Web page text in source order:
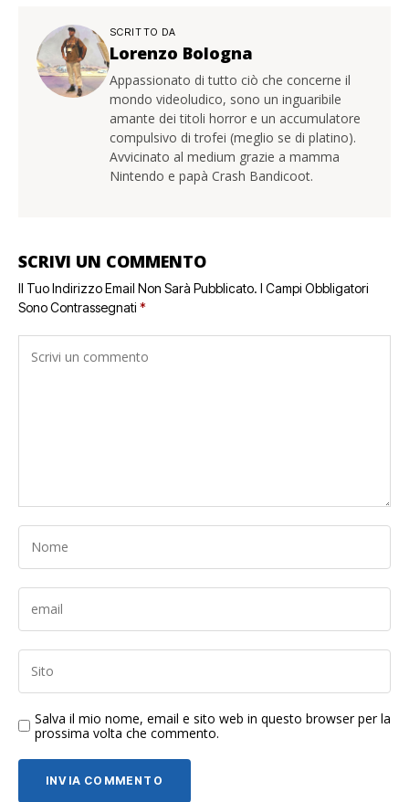
SCRITTO DA
Lorenzo Bologna
Appassionato di tutto ciò che concerne il
mondo videoludico, sono un inguaribile
amante dei titoli horror e un accumulatore
compulsivo di trofei (meglio se di platino).
Avvicinato al medium grazie a mamma
Nintendo e papà Crash Bandicoot.
SCRIVI UN COMMENTO
Il Tuo Indirizzo Email Non Sarà Pubblicato. I Campi Obbligatori
Sono Contrassegnati *
Salva il mio nome, email e sito web in questo browser per la
prossima volta che commento.